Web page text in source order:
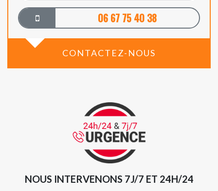
06 67 75 40 38
CONTACTEZ-NOUS
NOUS INTERVENONS 7J/7 ET 24H/24